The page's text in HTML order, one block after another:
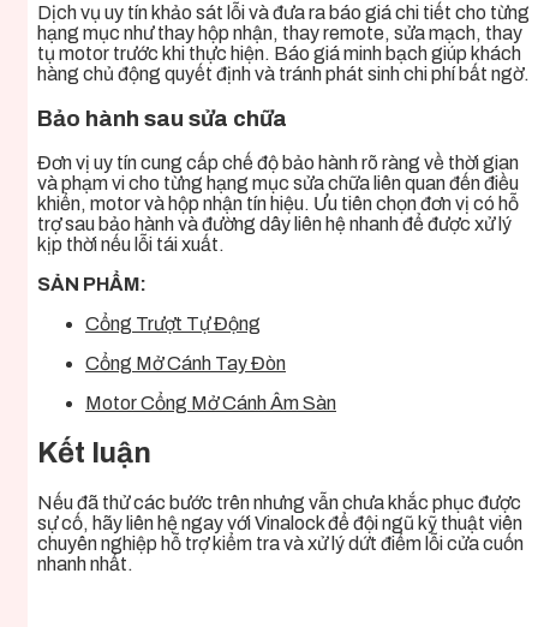
Dịch vụ uy tín khảo sát lỗi và đưa ra báo giá chi tiết cho từng
hạng mục như thay hộp nhận, thay remote, sửa mạch, thay
tụ motor trước khi thực hiện. Báo giá minh bạch giúp khách
hàng chủ động quyết định và tránh phát sinh chi phí bất ngờ.
Bảo hành sau sửa chữa
Đơn vị uy tín cung cấp chế độ bảo hành rõ ràng về thời gian
và phạm vi cho từng hạng mục sửa chữa liên quan đến điều
khiển, motor và hộp nhận tín hiệu. Ưu tiên chọn đơn vị có hỗ
trợ sau bảo hành và đường dây liên hệ nhanh để được xử lý
kịp thời nếu lỗi tái xuất.
SẢN PHẨM:
Cổng Trượt Tự Động
Cổng Mở Cánh Tay Đòn
Motor Cổng Mở Cánh Âm Sàn
Kết luận
Nếu đã thử các bước trên nhưng vẫn chưa khắc phục được
sự cố, hãy liên hệ ngay với Vinalock để đội ngũ kỹ thuật viên
chuyên nghiệp hỗ trợ kiểm tra và xử lý dứt điểm lỗi cửa cuốn
nhanh nhất.